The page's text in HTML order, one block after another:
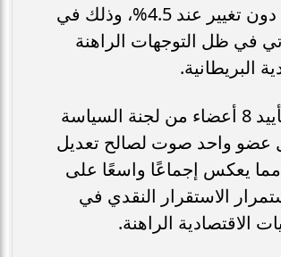
أسعار الفائدة دون تغيير عند 4.5%، وذلك في
في ظل التوجهات الراهنة
البريطانية.
وجاء القرار بتأييد 8 أعضاء من لجنة السياسة
عضو واحد صوت لصالح تعديل
مما يعكس إجماعًا واسعًا على
الاستقرار النقدي في
الاقتصادية الراهنة.